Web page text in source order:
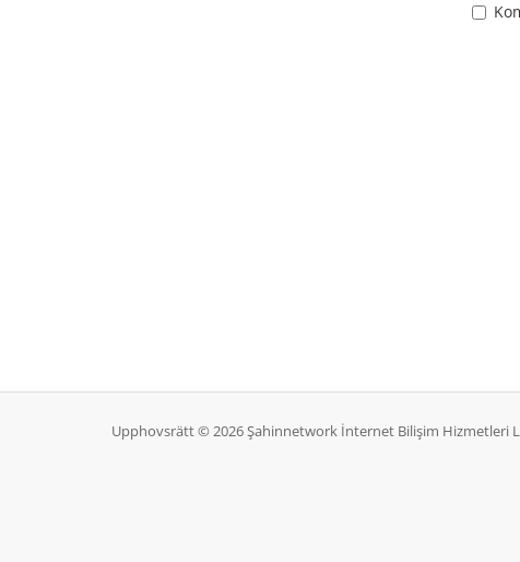
Upphovsrätt © 2026 Şahinnetwork İnternet Bilişim Hizmetleri